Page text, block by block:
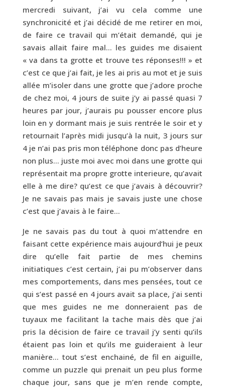
mercredi suivant, j’ai vu cela comme une
synchronicité et j’ai décidé de me retirer en moi,
de faire ce travail qui m’était demandé, qui je
savais allait faire mal… les guides me disaient
« va dans ta grotte et trouve tes réponses!!! » et
c’est ce que j’ai fait, je les ai pris au mot et je suis
allée m’isoler dans une grotte que j’adore proche
de chez moi, 4 jours de suite j’y ai passé quasi 7
heures par jour, j’aurais pu pousser encore plus
loin en y dormant mais je suis rentrée le soir et y
retournait l’après midi jusqu’à la nuit, 3 jours sur
4 je n’ai pas pris mon téléphone donc pas d’heure
non plus… juste moi avec moi dans une grotte qui
représentait ma propre grotte interieure, qu’avait
elle à me dire? qu’est ce que j’avais à découvrir?
Je ne savais pas mais je savais juste une chose
c’est que j’avais à le faire…
Je ne savais pas du tout à quoi m’attendre en
faisant cette expérience mais aujourd’hui je peux
dire qu’elle fait partie de mes chemins
initiatiques c’est certain, j’ai pu m’observer dans
mes comportements, dans mes pensées, tout ce
qui s’est passé en 4 jours avait sa place, j’ai senti
que mes guides ne me donneraient pas de
tuyaux me facilitant la tache mais dès que j’ai
pris la décision de faire ce travail j’y senti qu’ils
étaient pas loin et qu’ils me guideraient à leur
manière… tout s’est enchainé, de fil en aiguille,
comme un puzzle qui prenait un peu plus forme
chaque jour, sans que je m’en rende compte,